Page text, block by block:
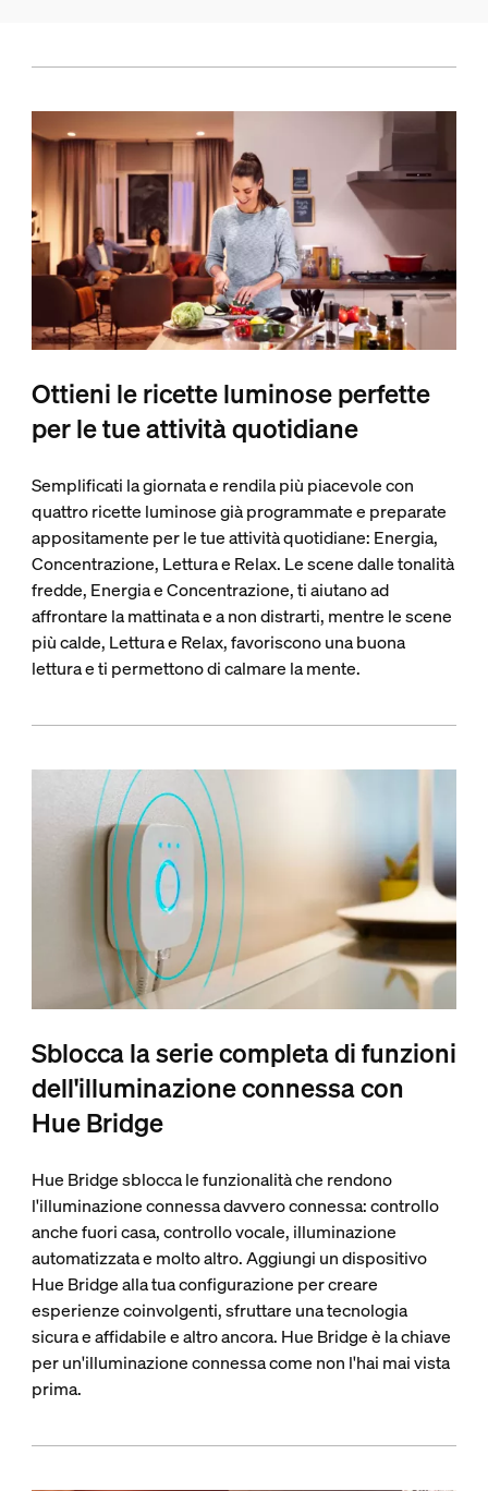
Ottieni le ricette luminose perfette
per le tue attività quotidiane
Semplificati la giornata e rendila più piacevole con
quattro ricette luminose già programmate e preparate
appositamente per le tue attività quotidiane: Energia,
Concentrazione, Lettura e Relax. Le scene dalle tonalità
fredde, Energia e Concentrazione, ti aiutano ad
affrontare la mattinata e a non distrarti, mentre le scene
più calde, Lettura e Relax, favoriscono una buona
lettura e ti permettono di calmare la mente.
Sblocca la serie completa di funzioni
dell'illuminazione connessa con
Hue Bridge
Hue Bridge sblocca le funzionalità che rendono
l'illuminazione connessa davvero connessa: controllo
anche fuori casa, controllo vocale, illuminazione
automatizzata e molto altro. Aggiungi un dispositivo
Hue Bridge alla tua configurazione per creare
esperienze coinvolgenti, sfruttare una tecnologia
sicura e affidabile e altro ancora. Hue Bridge è la chiave
per un'illuminazione connessa come non l'hai mai vista
prima.